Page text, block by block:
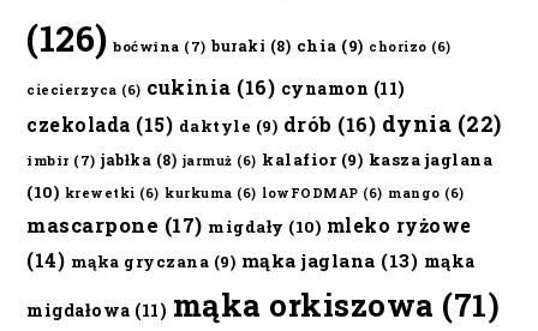
(126) boćwina (7) buraki (8) chia (9) chorizo (6)
ciecierzyca (6) cukinia (16) cynamon (11)
czekolada (15) daktyle (9) drób (16) dynia (22)
imbir (7) jabłka (8) jarmuż (6) kalafior(9) kasza jaglana
(10) krewetki (6) kurkuma (6) lowFODMAP (6) mango (6)
mascarpone (17) migdały (10) mleko ryżowe
(14) mąka gryczana (9) mąka jaglana (13) mąka
migdałowa (11) mąka orkiszowa (71)